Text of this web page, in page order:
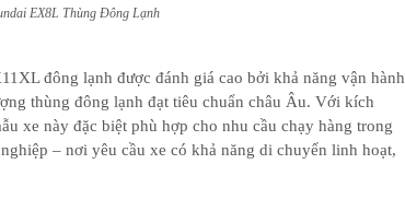
EX8L Thùng Đông Lạnh
đông lạnh được đánh giá cao bởi khả năng vận hành
thùng đông lạnh đạt tiêu chuẩn châu Âu. Với kích
xe này đặc biệt phù hợp cho nhu cầu chạy hàng trong
– nơi yêu cầu xe có khả năng di chuyển linh hoạt,